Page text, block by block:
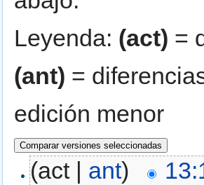
Leyenda: (act) =
(ant) =
edición menor
(act | ant)